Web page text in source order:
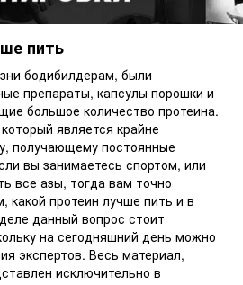
пить
бодибилдерам, были
препараты, капсулы порошки и
большое количество протеина.
является крайне
получающему постоянные
вы занимаетесь спортом, или
все азы, тогда вам точно
какой протеин лучше пить и в
данный вопрос стоит
на сегодняшний день можно
экспертов. Весь материал,
исключительно в